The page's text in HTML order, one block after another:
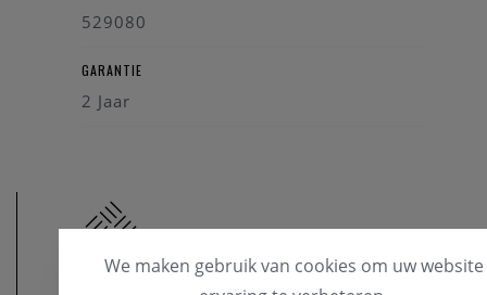
529080
GARANTIE
2 Jaar
We maken gebruik van cookies om uw website